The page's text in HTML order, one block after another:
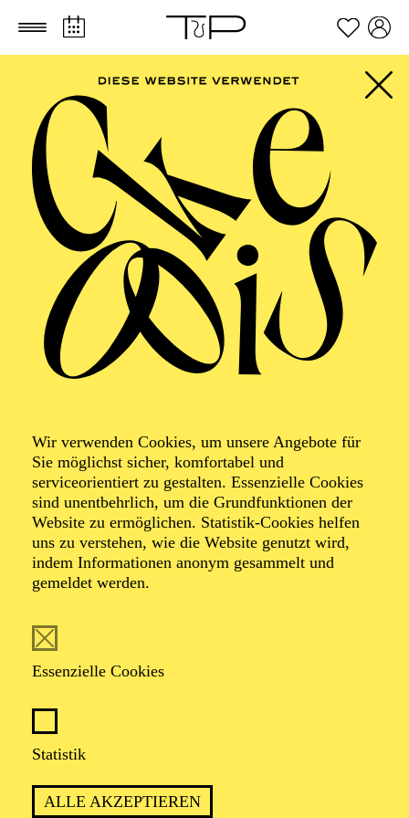
Zum Hauptinhalt springen Zum Footer springen
Wir verwenden Cookies, um unsere Angebote für
Sie möglichst sicher, komfortabel und
serviceorientiert zu gestalten. Essenzielle Cookies
sind unentbehrlich, um die Grundfunktionen der
Website zu ermöglichen. Statistik-Cookies helfen
uns zu verstehen, wie die Website genutzt wird,
indem Informationen anonym gesammelt und
gemeldet werden.
Essenzielle Cookies
Statistik
ALLE AKZEPTIEREN
Elena Wachendorf
Elena Wachendorf studierte Musikwissenschaft mit
Gesang als künstlerischem Zusatzfach an der
Detmold. Sie war bereits als Regieassistentin und
Abendspielleitung im Musiktheater an verschiedenen